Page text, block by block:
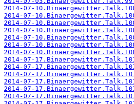
2014-07-
2014-07-
2014-07-
2014-07-
2014-07-
2014-07-
2014-07-
2014-07-
2014-07-
2014-07-
2014-07-
2014-07-
2014-07-